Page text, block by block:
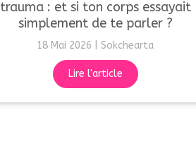
trauma : et si ton corps essayait
simplement de te parler ?
18 Mai 2026 Sokchearta
Lire l'article